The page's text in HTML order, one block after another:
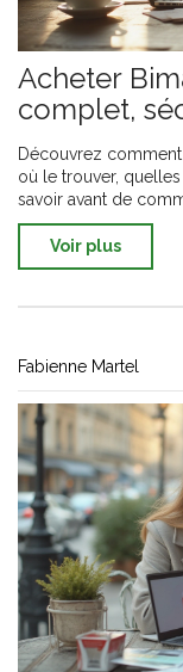
Acheter
complet,
pratiques
Découvrez
où le trouver,
savoir avant de
Voir plus
Fabienne Martel